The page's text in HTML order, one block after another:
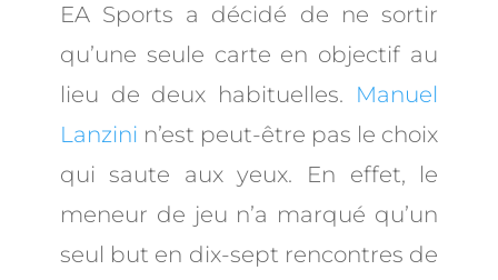
EA Sports a décidé de ne sortir
qu’une seule carte en objectif au
lieu de deux habituelles. Manuel
Lanzini n’est peut-être pas le choix
qui saute aux yeux. En effet, le
meneur de jeu n’a marqué qu’un
seul but en dix-sept rencontres de